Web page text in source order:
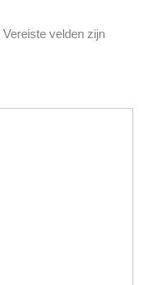
Vereiste velden zijn